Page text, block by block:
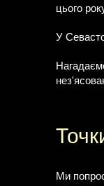
цього
У
Ми